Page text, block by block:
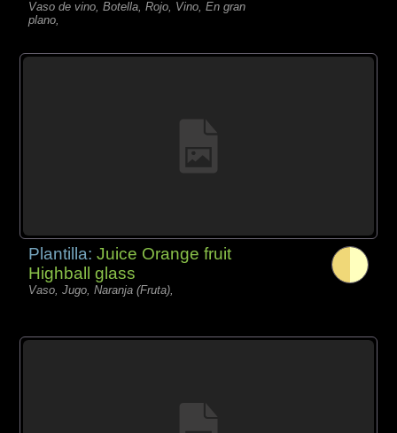
Vaso de vino, Botella, Rojo, Vino, En gran
plano,
Plantilla:Juice Orange fruit
Highball glass
Vaso, Jugo, Naranja (Fruta),